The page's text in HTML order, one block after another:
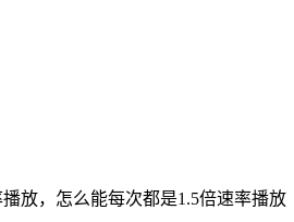
放，怎么能每次都是1.5倍速率播放